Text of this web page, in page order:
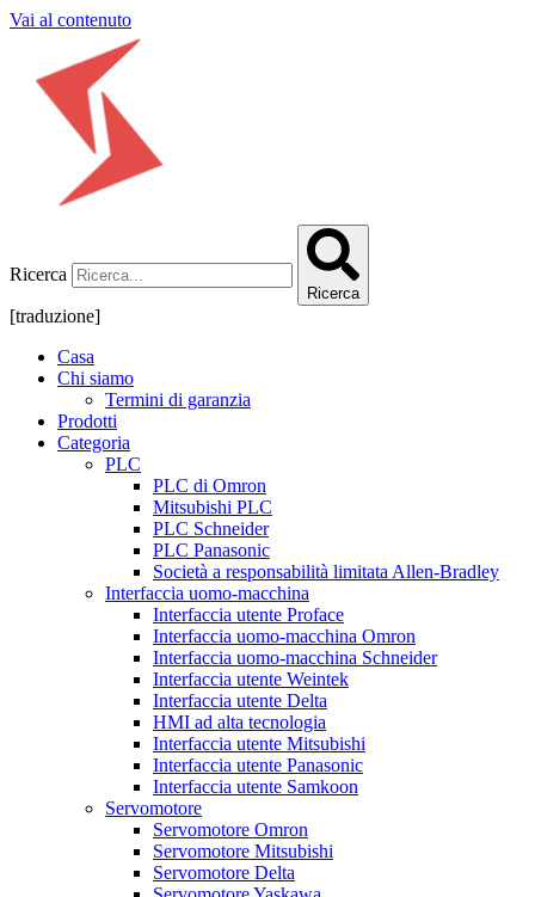
Vai al contenuto
Ricerca
Ricerca
[traduzione]
Casa
Chi siamo
Termini di garanzia
Prodotti
Categoria
PLC
PLC di Omron
Mitsubishi PLC
PLC Schneider
PLC Panasonic
Società a responsabilità limitata Allen-Bradley
Interfaccia uomo-macchina
Interfaccia utente Proface
Interfaccia uomo-macchina Omron
Interfaccia uomo-macchina Schneider
Interfaccia utente Weintek
Interfaccia utente Delta
HMI ad alta tecnologia
Interfaccia utente Mitsubishi
Interfaccia utente Panasonic
Interfaccia utente Samkoon
Servomotore
Servomotore Omron
Servomotore Mitsubishi
Servomotore Delta